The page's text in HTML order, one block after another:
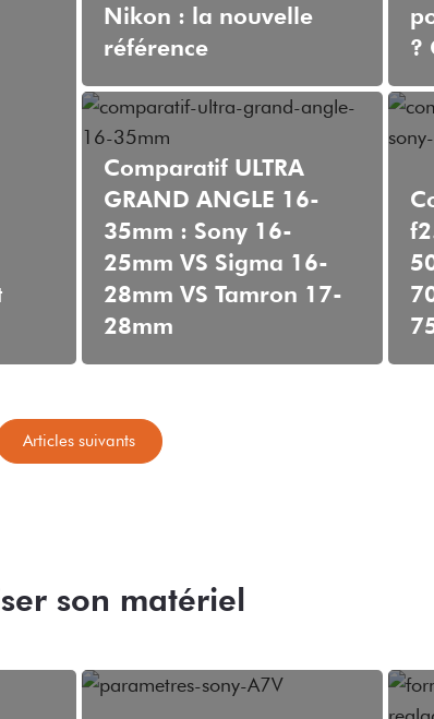
Nikon : la nouvelle
référence
?
Comparatif ULTRA
GRAND ANGLE 16-
35mm : Sony 16-
25mm VS Sigma 16-
28mm VS Tamron 17-
28mm
Articles suivants
son matériel